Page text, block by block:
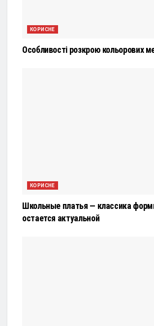
КОРИСНЕ
Особливості розкрою кольорових
КОРИСНЕ
Школьные платья — классика
остается актуальной